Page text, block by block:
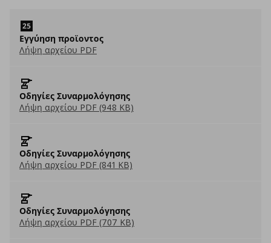
Εγγύηση προϊοντος
Λήψη αρχείου PDF
Οδηγίες Συναρμολόγησης
Λήψη αρχείου PDF (948 KB)
Οδηγίες Συναρμολόγησης
Λήψη αρχείου PDF (841 KB)
Οδηγίες Συναρμολόγησης
Λήψη αρχείου PDF (707 KB)